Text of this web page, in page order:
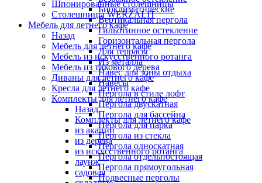
Биоклиматические
Вертикальная пергола
Гильотинное остекление
Горизонтальная пергола
Для террасы
Из металла
Навес для зоны отдыха
Навесы
Пергола в стиле лофт
Пергола двускатная
Пергола для бассейна
Пергола для парка
Пергола из стекла
Пергола односкатная
Пергола отдельностоящая
Пергола прямоугольная
Подвесные перголы
Шпонированные столешницы
Столешницы WERZALIT
Мебель для летнего кафе
Назад
Мебель для летнего кафе
Мебель из искусственного ротанга
Мебель из тикового дерева
Диваны для летнего кафе
Кресла для летнего кафе
Комплекты для летнего кафе
Назад
Комплекты для летнего кафе
из акации
из дерева
из искусственного ротанга
лаунж
садовая